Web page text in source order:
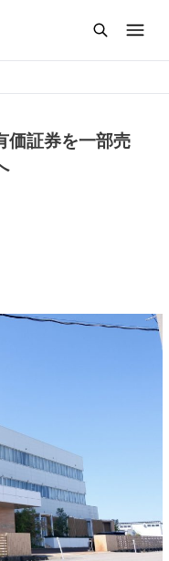
価証券を一部売